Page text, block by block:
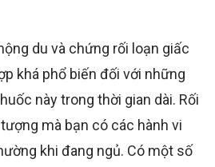
du và chứng rối loạn giấc
khá phổ biến đối với những
này trong thời gian dài. Rối
tượng mà bạn có các hành vi
khi đang ngủ. Có một số